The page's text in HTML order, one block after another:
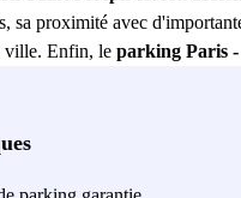
sa proximité avec
ville. Enfin, le parking Paris -